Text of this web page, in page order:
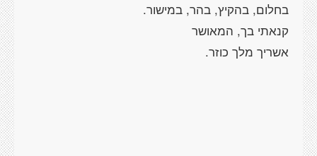
בחלום, בהקיץ, בהר, במישור.
קנאתי בך, המאושר
אשריך מלך כוזר.